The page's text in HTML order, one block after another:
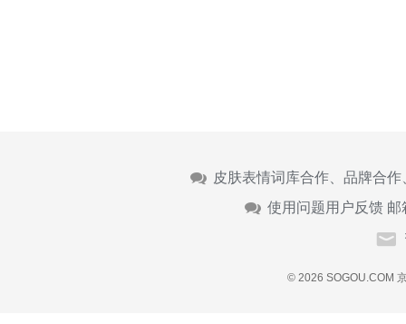
皮肤表情词库合作、品牌合
使用问题用户反馈 邮
© 2026 SOGOU.COM